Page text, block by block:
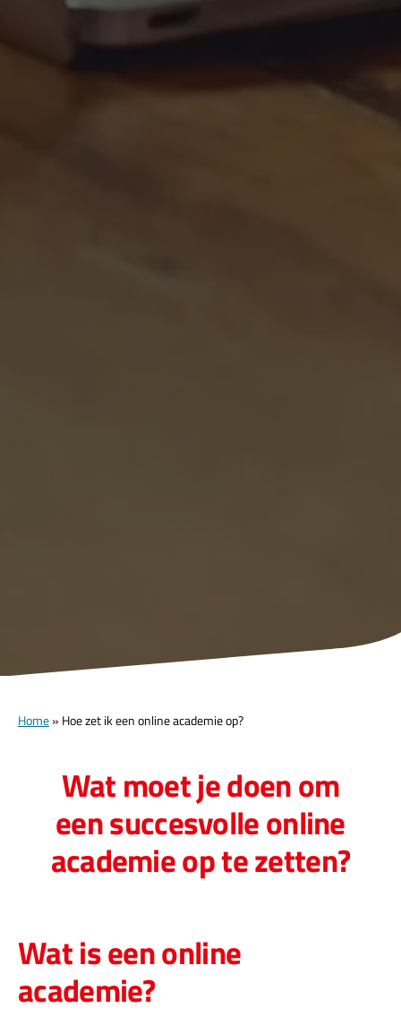
Home» Hoe zet ik een online academie op?
Wat moet je doen om
een succesvolle online
academie op te zetten?
Wat is een online
academie?